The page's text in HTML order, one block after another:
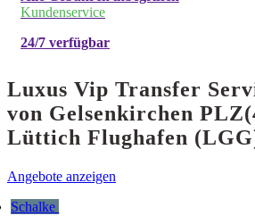
Kundenservice
24/7 verfügbar
Luxus Vip Transfer
von Gelsenkirchen
Lüttich Flughafen
Angebote anzeigen
Schalke